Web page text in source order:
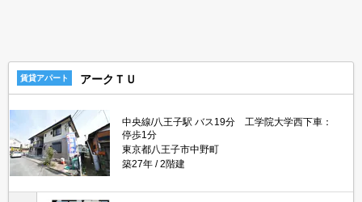
賃貸アパート アークＴＵ
中央線/八王子駅 バス19分 工学院大学西下車：
停歩1分
東京都八王子市中野町
築27年
2階建